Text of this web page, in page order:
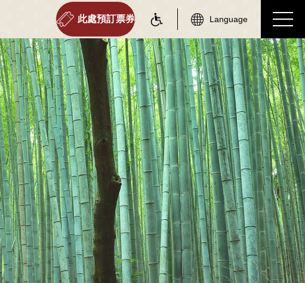
此處預訂票券 Language
station information
各車站資訊
各車站訊息專區
遊覽小火車嵯峨站
遊覽小火車嵐山站
遊覽小火車保津峽站
遊覽小火車龜岡站
tourist attractions
周邊觀光景點
周邊觀光景點列表
嵯峨地區
嵐山地區
保津峽地區
龜岡地區
此處預訂票券